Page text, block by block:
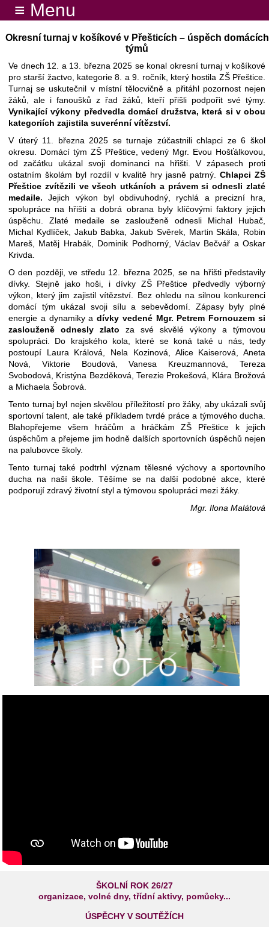
≡ Menu
Okresní turnaj v košíkové v Přešticích – úspěch domácích
týmů
Ve dnech 12. a 13. března 2025 se konal okresní turnaj v košíkové
pro starší žactvo, kategorie 8. a 9. ročník, který hostila ZŠ Přeštice.
Turnaj se uskutečnil v místní tělocvičně a přitáhl pozornost nejen
žáků, ale i fanoušků z řad žáků, kteří přišli podpořit své týmy.
Vynikající výkony předvedla domácí družstva, která si v obou
kategoriích zajistila suverénní vítězství.
V úterý 11. března 2025 se turnaje zúčastnili chlapci ze 6 škol
okresu. Domácí tým ZŠ Přeštice, vedený Mgr. Evou Hošťálkovou,
od začátku ukázal svoji dominanci na hřišti. V zápasech proti
ostatním školám byl rozdíl v kvalitě hry jasně patrný. Chlapci ZŠ
Přeštice zvítězili ve všech utkáních a právem si odnesli zlaté
medaile. Jejich výkon byl obdivuhodný, rychlá a precizní hra,
spolupráce na hřišti a dobrá obrana byly klíčovými faktory jejich
úspěchu. Zlaté medaile se zaslouženě odnesli Michal Hubač,
Michal Kydlíček, Jakub Babka, Jakub Svěrek, Martin Skála, Robin
Mareš, Matěj Hrabák, Dominik Podhorný, Václav Bečvář a Oskar
Krivda.
O den později, ve středu 12. března 2025, se na hřišti představily
dívky. Stejně jako hoši, i dívky ZŠ Přeštice předvedly výborný
výkon, který jim zajistil vítězství. Bez ohledu na silnou konkurenci
domácí tým ukázal svoji sílu a sebevědomí. Zápasy byly plné
energie a dynamiky adívky vedené Mgr. Petrem Fornouzem si
zaslouženě odnesly zlato za své skvělé výkony a týmovou
spolupráci. Do krajského kola, které se koná také u nás, tedy
postoupí Laura Králová, Nela Kozinová, Alice Kaiserová, Aneta
Nová, Viktorie Boudová, Vanesa Kreuzmannová, Tereza
Svobodová, Kristýna Bezděková, Terezie Prokešová, Klára Brožová
a Michaela Šobrová.
Tento turnaj byl nejen skvělou příležitostí pro žáky, aby ukázali svůj
sportovní talent, ale také příkladem tvrdé práce a týmového ducha.
Blahopřejeme všem hráčům a hráčkám ZŠ Přeštice k jejich
úspěchům a přejeme jim hodně dalších sportovních úspěchů nejen
na palubovce školy.
Tento turnaj také podtrhl význam tělesné výchovy a sportovního
ducha na naší škole. Těšíme se na další podobné akce, které
podporují zdravý životní styl a týmovou spolupráci mezi žáky.
Mgr. Ilona Malátová
ŠKOLNÍ ROK 26/27
organizace, volné dny, třídní aktivy, pomůcky...
ÚSPĚCHY V SOUTĚŽÍCH